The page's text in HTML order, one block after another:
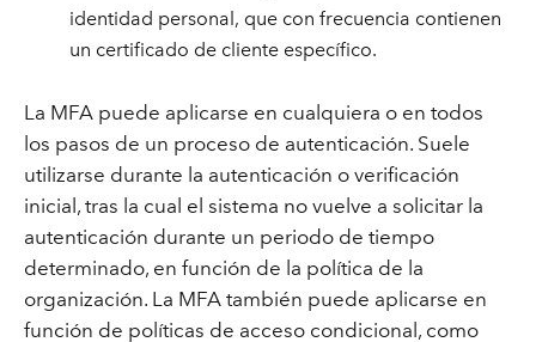
identidad personal, que con frecuencia contienen
un certificado de cliente específico.
La MFA puede aplicarse en cualquiera o en todos
los pasos de un proceso de autenticación. Suele
utilizarse durante la autenticación o verificación
inicial, tras la cual el sistema no vuelve a solicitar la
autenticación durante un periodo de tiempo
determinado, en función de la política de la
organización. La MFA también puede aplicarse en
función de políticas de acceso condicional, como